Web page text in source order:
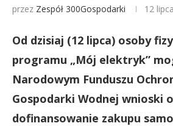
przez Zespół 300Gospodarki 12
Od dzisiaj (12 lipca) osoby
programu „Mój elektryk”
Narodowym Funduszu
Gospodarki Wodnej wnioski o
dofinansowanie zakupu